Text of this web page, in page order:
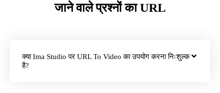
जाने वाले प्रश्नों का URL
क्या Ima Studio पर URL To Video का उपयोग करना निःशुल्क
है?